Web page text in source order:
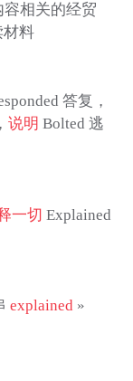
容相关的经贸
材料
答复，
说明 Bolted 逃
一切 Explained
explained»